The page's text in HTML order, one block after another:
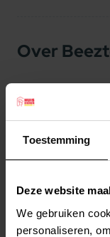
Toestemming
Deze website
We gebruiken
personaliseren,
Over
Elke
2 weken